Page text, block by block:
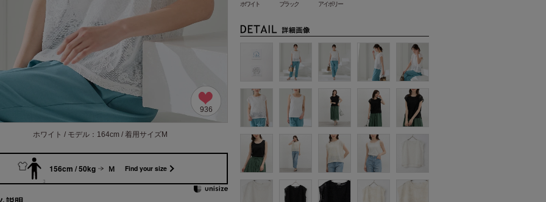
936
ホワイト / モデル：164cm / 着用サイズM
156cm / 50kg Ｍ Find your size
ホワイト ブラック アイボリー